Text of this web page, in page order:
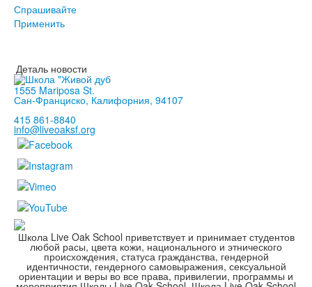
Спрашивайте
Применить
Деталь новости
1555 Mariposa St.
Сан-Франциско, Калифорния, 94107
415 861-8840
info@liveoaksf.org
Школа Live Oak School приветствует и принимает студентов
любой расы, цвета кожи, национального и этнического
происхождения, статуса гражданства, гендерной
идентичности, гендерного самовыражения, сексуальной
ориентации и веры во все права, привилегии, программы и